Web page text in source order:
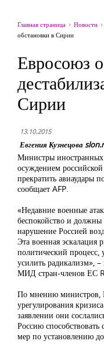
Главная страница Новости
обстановки в Сирии
Евросоюз
Сирии
13.10.2015
Евгения Кузнецова
Министры
осуждением
прекратить авиаудары
сообщает AFP.
«Недавние военные
беспокойство и
нарушение Россией
Эта военная эскалация
политический
усилить радикализм», –
МИД стран-членов ЕС
По мнению министров,
урегулирования
заявлении они
Россию
мер по установлению